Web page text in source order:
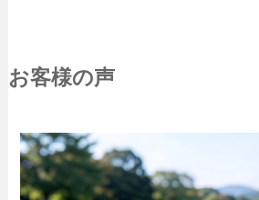
お客様の声